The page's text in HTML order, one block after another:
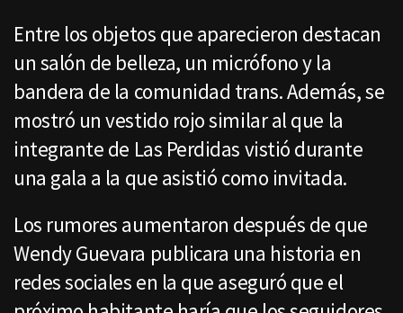
Entre los objetos que aparecieron destacan
un salón de belleza, un micrófono y la
bandera de la comunidad trans. Además, se
mostró un vestido rojo similar al que la
integrante de Las Perdidas vistió durante
una gala a la que asistió como invitada.
Los rumores aumentaron después de que
Wendy Guevara publicara una historia en
redes sociales en la que aseguró que el